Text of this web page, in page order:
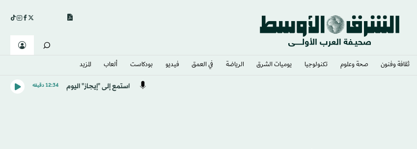
ثقافة وفنون صحة وعلوم تكنولوجيا يوميات الشرق​ الرياضة في العمق فيديو بودكاست ألعاب المزيد
استمع إلى "إيجاز" اليوم 12:34 دقيقه